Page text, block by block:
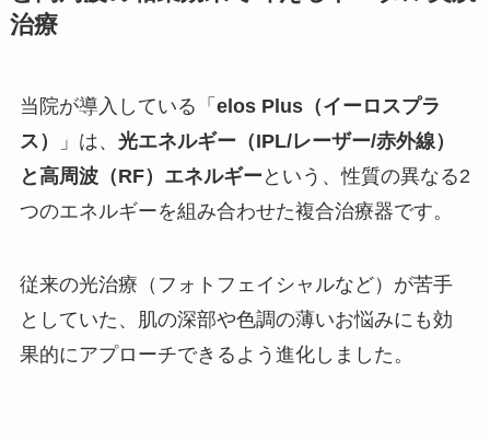
治療
当院が導入している「 elos Plus（イーロスプラ
ス）
」は、 光エネルギー（IPL/レーザー/赤外線）
と高周波（RF）エネルギー という、性質の異なる2
つのエネルギーを組み合わせた複合治療器です。
従来の光治療（フォトフェイシャルなど）が苦手
としていた、肌の深部や色調の薄いお悩みにも効
果的にアプローチできるよう進化しました。